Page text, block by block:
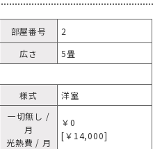
部屋番号
2
広さ
5畳
様式 洋室
一切無し /
月
光熱費 / 月
￥0
[￥14,000]